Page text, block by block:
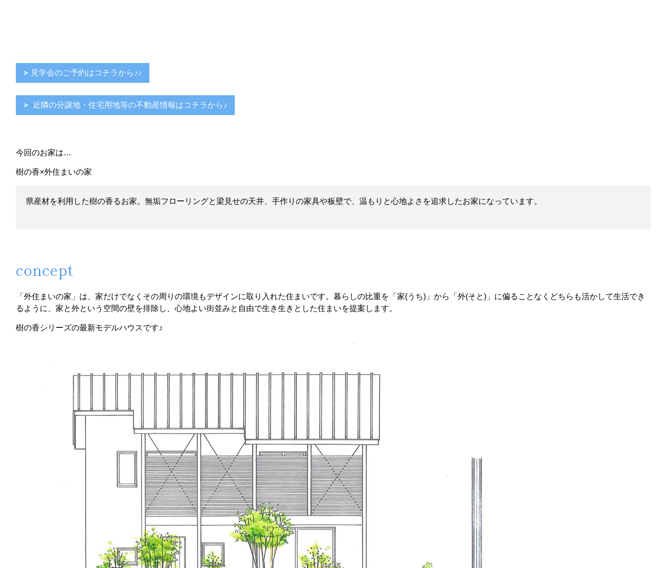
見学会のご予約はコチラから♪♪
近隣の分譲地・住宅用地等の不動産情報はコチラから♪
今回のお家は…
樹の香×外住まいの家
県産材を利用した樹の香るお家。無垢フローリングと梁見せの天井、手作りの家具や板壁で、温もりと心地よさを追求したお家になっています。
concept
「外住まいの家」は、家だけでなくその周りの環境もデザインに取り入れた住まいです。暮らしの比重を「家(うち)」から「外(そと)」に偏ることなくどちらも活かして生活でき
るように、家と外という空間の壁を排除し、心地よい街並みと自由で生き生きとした住まいを提案します。
樹の香シリーズの最新モデルハウスです♪